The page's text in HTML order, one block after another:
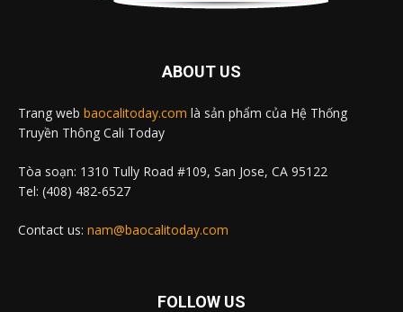
ABOUT US
Trang web baocalitoday.com là sản phẩm của Hệ Thống
Truyền Thông Cali Today
Tòa soạn: 1310 Tully Road #109, San Jose, CA 95122
Tel: (408) 482-6527
Contact us: nam@baocalitoday.com
FOLLOW US